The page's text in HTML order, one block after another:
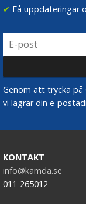
✔ Få uppdateringar
Genom att trycka på
vi lagrar din e-
KONTAKT
info@kamda.se
011-265012